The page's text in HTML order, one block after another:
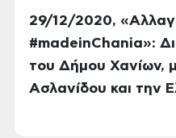
29/12/2020,
#madeinChania»:
του Δήμου Χανίων,
Ασλανίδου και την